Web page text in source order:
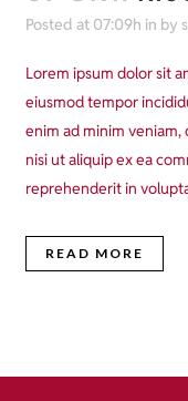
Posted at 07:09h in by
Lorem ipsum dolor sit
eiusmod tempor
enim ad minim
nisi ut aliquip ex ea
reprehenderit in
READ MORE